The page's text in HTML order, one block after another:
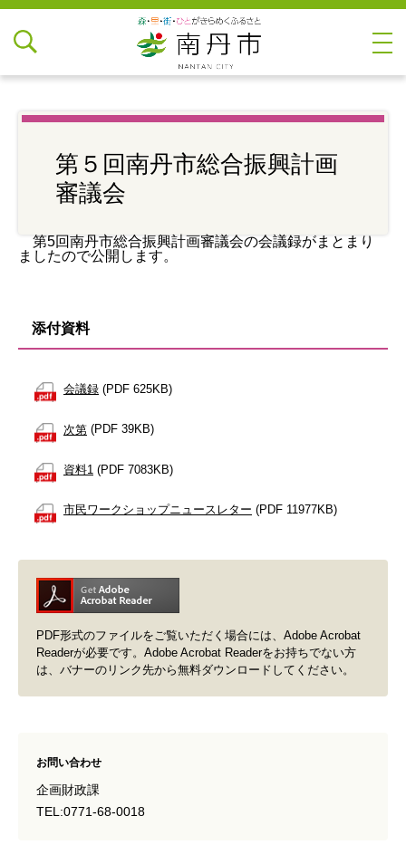
第５回南丹市総合振興計画
審議会
第5回南丹市総合振興計画審議会の会議録がまとまり
ましたので公開します。
添付資料
会議録 (PDF 625KB)
次第 (PDF 39KB)
資料1 (PDF 7083KB)
市民ワークショップニュースレター (PDF 11977KB)
PDF形式のファイルをご覧いただく場合には、Adobe Acrobat
Readerが必要です。Adobe Acrobat Readerをお持ちでない方
は、バナーのリンク先から無料ダウンロードしてください。
お問い合わせ
企画財政課
TEL:0771-68-0018